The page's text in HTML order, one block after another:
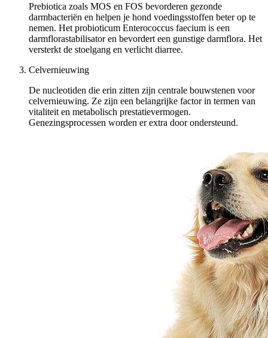
Prebiotica zoals MOS en FOS bevorderen gezonde
darmbacteriën en helpen je hond voedingsstoffen beter op te
nemen. Het probioticum Enterococcus faecium is een
darmflorastabilisator en bevordert een gunstige darmflora. Het
versterkt de stoelgang en verlicht diarree.
Celvernieuwing
De nucleotiden die erin zitten zijn centrale bouwstenen voor
celvernieuwing. Ze zijn een belangrijke factor in termen van
vitaliteit en metabolisch prestatievermogen.
Genezingsprocessen worden er extra door ondersteund.